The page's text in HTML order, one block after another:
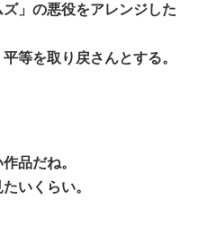
ズ」の悪役をアレンジした
等を取り戻さんとする。
品だね。
いくらい。